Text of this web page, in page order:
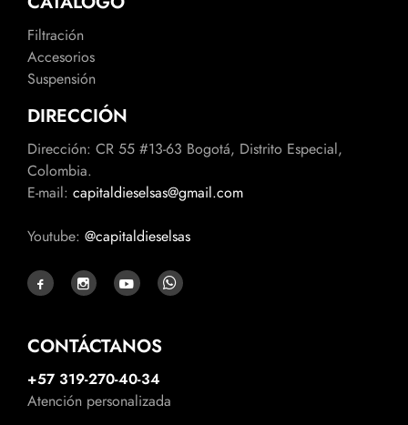
Filtración
Accesorios
Suspensión
DIRECCIÓN
Dirección: CR 55 #13-63 Bogotá, Distrito Especial,
Colombia.
E-mail: capitaldieselsas@gmail.com
Youtube: @capitaldieselsas
CONTÁCTANOS
+57 319-270-40-34
Atención personalizada